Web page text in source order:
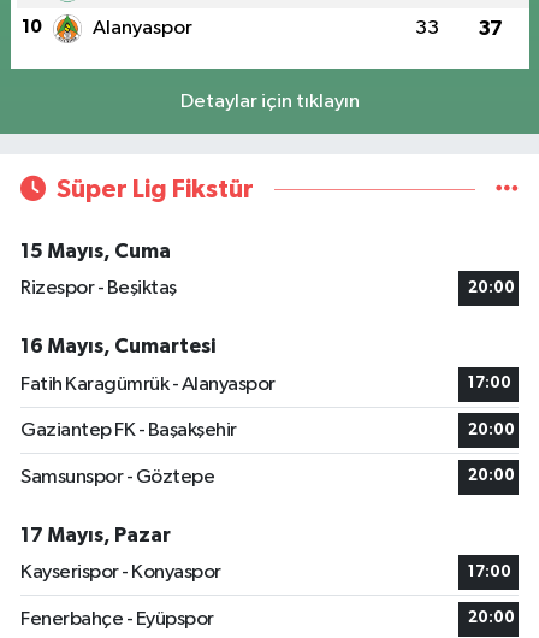
10 Alanyaspor 33 37
Detaylar için tıklayın
Süper Lig Fikstür
15 Mayıs, Cuma
Rizespor - Beşiktaş
20:00
16 Mayıs, Cumartesi
Fatih Karagümrük - Alanyaspor
17:00
Gaziantep FK - Başakşehir 20:00
Samsunspor - Göztepe 20:00
17 Mayıs, Pazar
Kayserispor - Konyaspor
17:00
Fenerbahçe - Eyüpspor 20:00